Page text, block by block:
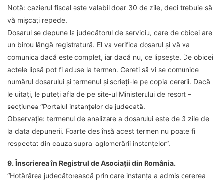
Notă: cazierul fiscal este valabil doar 30 de zile, deci trebuie să
vă mișcați repede.
Dosarul se depune la judecătorul de serviciu, care de obicei are
un birou lângă registratură. El va verifica dosarul și vă va
comunica dacă este complet, iar dacă nu, ce lipsește. De obicei
actele lipsă pot fi aduse la termen. Cereti să vi se comunice
numărul dosarului și termenul și scrieți-le pe copia cererii. Dacă
le uitați, le puteți afla de pe site-ul Ministerului de resort –
secțiunea “Portalul instanțelor de judecată.
Observație: termenul de analizare a dosarului este de 3 zile de
la data depunerii. Foarte des însă acest termen nu poate fi
respectat din cauza supra-aglomerării instanțelor”.
9. Înscrierea în Registrul de Asociații din România.
“Hotărârea judecătorească prin care instanța a admis cererea